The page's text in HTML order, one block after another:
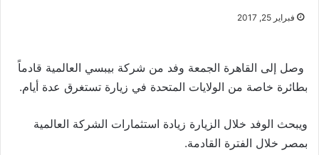
فبراير 25, 2017
وصل إلى القاهرة الجمعة وفد من شركة بيبسي العالمية قادماً
بطائرة خاصة من الولايات المتحدة في زيارة تستغرق عدة أيام.
ويبحث الوفد خلال الزيارة زيادة استثمارات الشركة العالمية
بمصر خلال الفترة القادمة.